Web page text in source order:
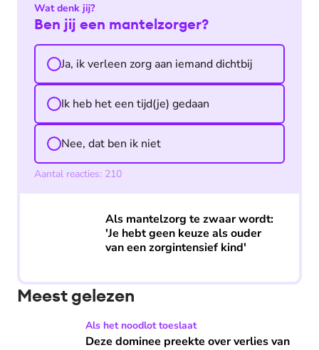
Wat denk jij?
Ben jij een mantelzorger?
Ja, ik verleen zorg aan iemand dichtbij
Ik heb het een tijd(je) gedaan
Nee, dat ben ik niet
Aantal reacties: 210
Als mantelzorg te zwaar wordt: 'Je hebt geen keuze
Als mantelzorg te zwaar wordt:
'Je hebt geen keuze als ouder
van een zorgintensief kind'
Meest gelezen
Deze dominee preekte over verlies van een kind, de
Als het noodlot toeslaat
Deze dominee preekte over verlies van